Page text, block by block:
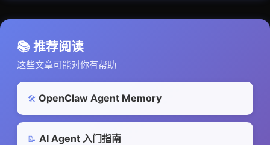
📚 推荐阅读
这些文章可能对你有帮助
🛠️ OpenClaw Agent Memory
📝 AI Agent 入门指南